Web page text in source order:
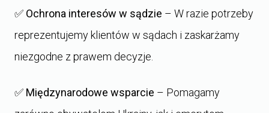
✅ Ochrona interesów w sądzie – W razie potrzeby
reprezentujemy klientów w sądach i zaskarżamy
niezgodne z prawem decyzje.
✅ Międzynarodowe wsparcie – Pomagamy